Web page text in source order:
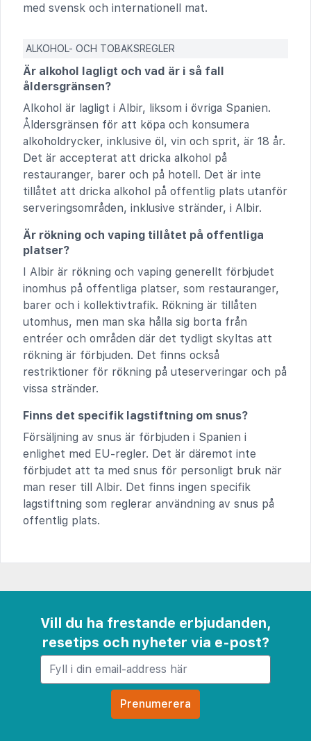
med svensk och internationell mat.
ALKOHOL- OCH TOBAKSREGLER
Är alkohol lagligt och vad är i så fall
åldersgränsen?
Alkohol är lagligt i Albir, liksom i övriga Spanien.
Åldersgränsen för att köpa och konsumera
alkoholdrycker, inklusive öl, vin och sprit, är 18 år.
Det är accepterat att dricka alkohol på
restauranger, barer och på hotell. Det är inte
tillåtet att dricka alkohol på offentlig plats utanför
serveringsområden, inklusive stränder, i Albir.
Är rökning och vaping tillåtet på offentliga
platser?
I Albir är rökning och vaping generellt förbjudet
inomhus på offentliga platser, som restauranger,
barer och i kollektivtrafik. Rökning är tillåten
utomhus, men man ska hålla sig borta från
entréer och områden där det tydligt skyltas att
rökning är förbjuden. Det finns också
restriktioner för rökning på uteserveringar och på
vissa stränder.
Finns det specifik lagstiftning om snus?
Försäljning av snus är förbjuden i Spanien i
enlighet med EU-regler. Det är däremot inte
förbjudet att ta med snus för personligt bruk när
man reser till Albir. Det finns ingen specifik
lagstiftning som reglerar användning av snus på
offentlig plats.
Vill du ha frestande erbjudanden,
resetips och nyheter via e-post?